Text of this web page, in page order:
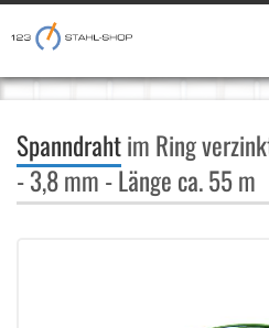
Spanndrahtim Ring
- 3,8 mm - Länge ca. 55 m